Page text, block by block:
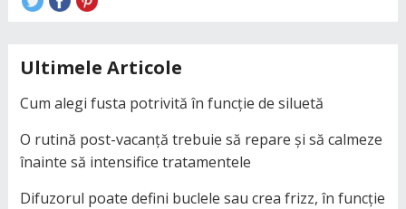
Ultimele Articole
Cum alegi fusta potrivită în funcție de siluetă
O rutină post-vacanță trebuie să repare și să calmeze
înainte să intensifice tratamentele
Difuzorul poate defini buclele sau crea frizz, în funcție